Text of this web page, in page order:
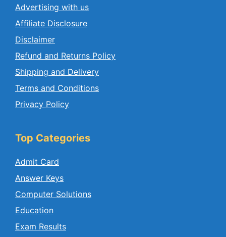
Advertising with us
Affiliate Disclosure
Disclaimer
Refund and Returns Policy
Shipping and Delivery
Terms and Conditions
Privacy Policy
Top Categories
Admit Card
Answer Keys
Computer Solutions
Education
Exam Results